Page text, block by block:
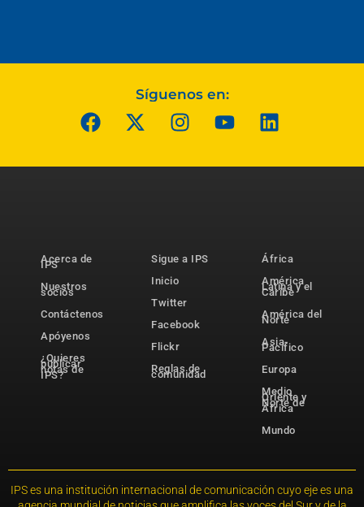
Síguenos en:
Acerca de
IPS
Nuestros
socios
Contáctenos
Apóyenos
¿Quieres
publicar
notas de
IPS?
Sigue a IPS
Inicio
Twitter
Facebook
Flickr
Reglas de
comunidad
África
América
Latina y el
Caribe
América del
Norte
Asia-
Pacífico
Europa
Medio
Oriente y
Norte de
África
Mundo
IPS es una institución internacional de comunicación cuyo eje es una